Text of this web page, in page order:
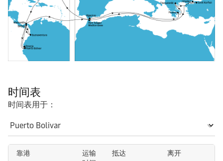
时间表
时间表用于：
靠港
运输
抵达 离开